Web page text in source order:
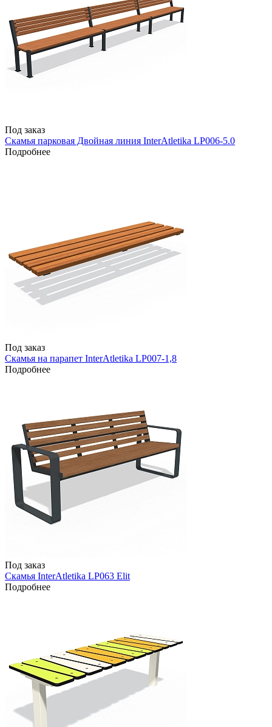
Под заказ
Скамья парковая Двойная линия InterAtletika LP006-5.0
Подробнее
Под заказ
Скамья на парапет InterAtletika LP007-1,8
Подробнее
Под заказ
Скамья InterAtletika LP063 Elit
Подробнее